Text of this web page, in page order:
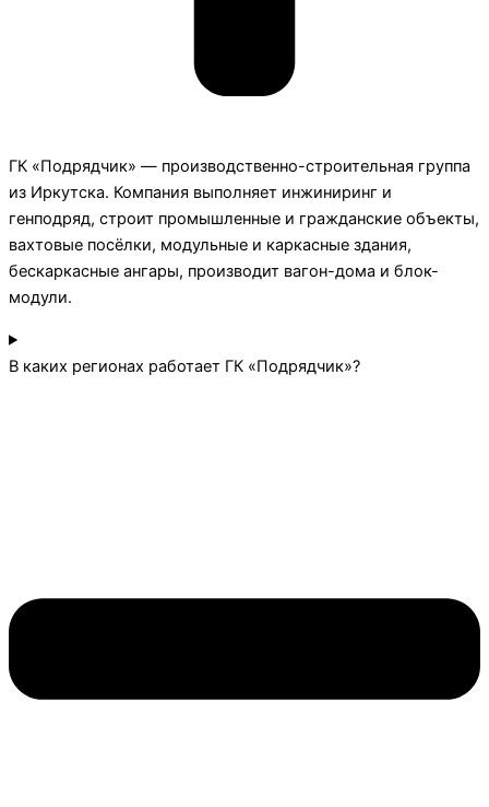
ГК «Подрядчик» — производственно-строительная группа
из Иркутска. Компания выполняет инжиниринг и
генподряд, строит промышленные и гражданские объекты,
вахтовые посёлки, модульные и каркасные здания,
бескаркасные ангары, производит вагон-дома и блок-
модули.
В каких регионах работает ГК «Подрядчик»?